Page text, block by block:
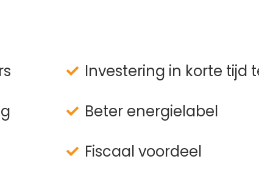
Investering in korte tijd
Beter energielabel
Fiscaal voordeel